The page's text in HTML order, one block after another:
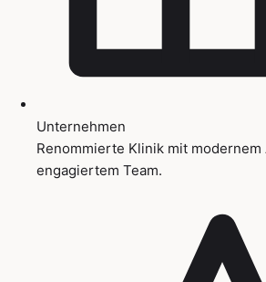
Unternehmen
Renommierte Klinik mit
engagiertem Team.